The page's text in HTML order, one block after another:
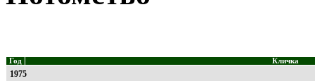
Год Кличка
1975